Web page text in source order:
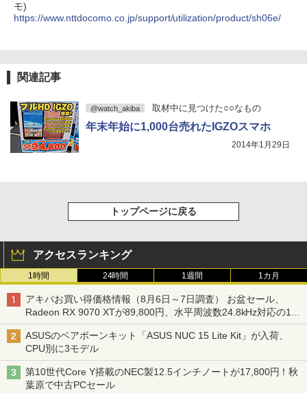
モ)
https://www.nttdocomo.co.jp/support/utilization/product/sh06e/
関連記事
@watch_akiba 取材中に見つけた○○なもの
年末年始に1,000台売れたIGZOスマホ
2014年1月29日
トップページに戻る
アクセスランキング
1時間 24時間 1週間 1カ月
アキバお買い得価格情報（8月6日～7日調査） お盆セール、
Radeon RX 9070 XTが89,800円、水平周波数24.8kHz対応の17
型モニターが9,801円、暑さ指数連動セール ほか
ASUSのベアボーンキット「ASUS NUC 15 Lite Kit」が入荷、
CPU別に3モデル
第10世代Core Y搭載のNEC製12.5インチノートが17,800円！秋
葉原で中古PCセール